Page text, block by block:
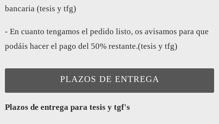
bancaria (tesis y tfg)
- En cuanto tengamos el pedido listo, os avisamos para que
podáis hacer el pago del 50% restante.(tesis y tfg)
PLAZOS DE ENTREGA
Plazos de entrega para tesis y tgf's